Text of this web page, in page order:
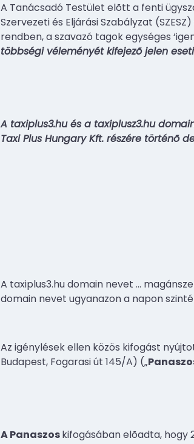
A Tanácsadó Testület elõtt a fenti
Szervezeti és Eljárási Szabályzat
rendben, a szavazó tagok egységes
többségi véleményét kifejezõ jelen
A taxiplus3.hu és a taxiplusz3.hu
Taxi Plus Hungary Kft. részére történõ
A taxiplus3.hu domain nevet …
domain nevet ugyanazon a napon
Az igénylések ellen közös kifogást
Budapest, Fogarasi út 145/A) („
A Panaszoskifogásában elõadta, hogy